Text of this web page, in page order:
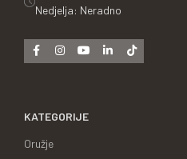
Nedjelja: Neradno
KATEGORIJE
Oružje